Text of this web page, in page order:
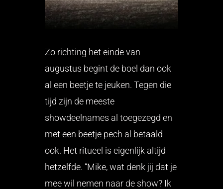
Zo richting het einde van
augustus begint de boel dan ook
al een beetje te jeuken. Tegen die
tijd zijn de meeste
showdeelnames al toegezegd en
met een beetje pech al betaald
ook. Het ritueel is eigenlijk altijd
hetzelfde. “Mike, wat denk jij dat je
mee wil nemen naar de show? Ik